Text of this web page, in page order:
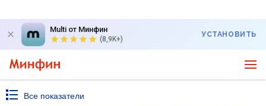
Multi от Минфин
(8,9K+)
УСТАНОВИТЬ
Все показатели